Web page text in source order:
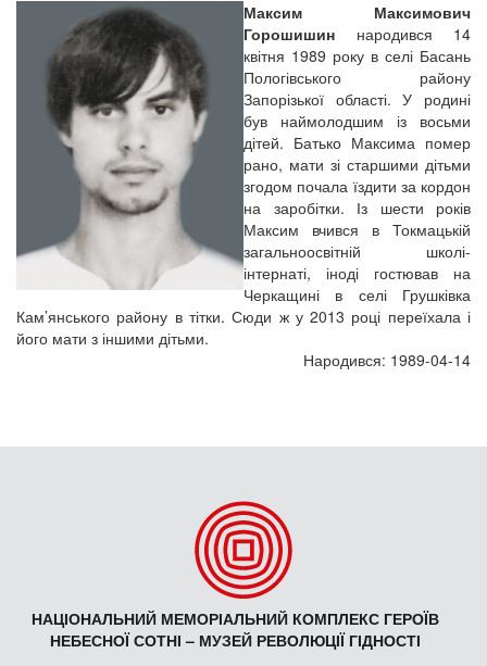
Максим Максимович
Горошишин народився 14
квітня 1989 року в селі Басань
Пологівського району
Запорізької області. У родині
був наймолодшим із восьми
дітей. Батько Максима помер
рано, мати зі старшими дітьми
згодом почала їздити за кордон
на заробітки. Із шести років
Максим вчився в Токмацькій
загальноосвітній школі-
інтернаті, іноді гостював на
Черкащині в селі Грушківка
Кам’янського району в тітки. Сюди ж у 2013 році переїхала і
його мати з іншими дітьми.
Народився: 1989-04-14
НАЦІОНАЛЬНИЙ МЕМОРІАЛЬНИЙ КОМПЛЕКС ГЕРОЇВ
НЕБЕСНОЇ СОТНІ – МУЗЕЙ РЕВОЛЮЦІЇ ГІДНОСТІ